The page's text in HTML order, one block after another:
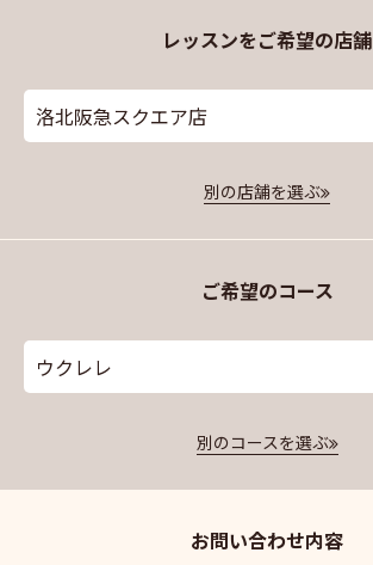
レッスンをご希望の店舗
洛北阪急スクエア店
別の店舗を選ぶ
ご希望のコース
ウクレレ
別のコースを選ぶ
お問い合わせ内容